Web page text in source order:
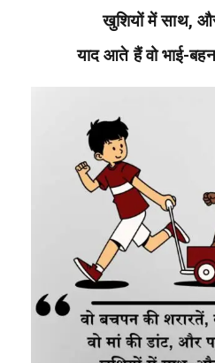
खुशियों में साथ,
याद आते हैं वो भाई-